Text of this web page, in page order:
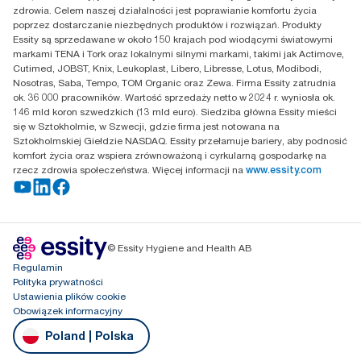
02-670 Warszawa
Polska
zdrowia. Celem naszej działalności jest poprawianie komfortu życia
poprzez dostarczanie niezbędnych produktów i rozwiązań. Produkty
Essity są sprzedawane w około 150 krajach pod wiodącymi światowymi
markami TENA i Tork oraz lokalnymi silnymi markami, takimi jak Actimove,
Cutimed, JOBST, Knix, Leukoplast, Libero, Libresse, Lotus, Modibodi,
Nosotras, Saba, Tempo, TOM Organic oraz Zewa. Firma Essity zatrudnia
ok. 36 000 pracowników. Wartość sprzedaży netto w 2024 r. wyniosła ok.
146 mld koron szwedzkich (13 mld euro). Siedziba główna Essity mieści
się w Sztokholmie, w Szwecji, gdzie firma jest notowana na
Sztokholmskiej Giełdzie NASDAQ. Essity przełamuje bariery, aby podnosić
komfort życia oraz wspiera zrównoważoną i cyrkularną gospodarkę na
rzecz zdrowia społeczeństwa. Więcej informacji na www.essity.com
© Essity Hygiene and Health AB
Regulamin
Polityka prywatności
Ustawienia plików cookie
Obowiązek informacyjny
Poland | Polska